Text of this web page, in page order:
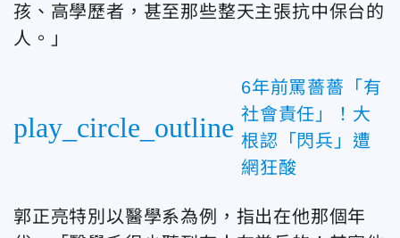
孩、高學歷者，甚至那些整天主張抗中保台的
人。」
play_circle_outline
6年前罵薔薔「有
社會責任」！大
根認「閃兵」遭
網狂酸
郭正亮特別以醫學系為例，指出在他那個年